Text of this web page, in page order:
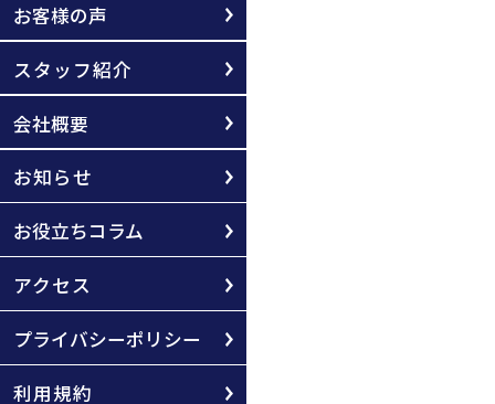
お客様の声
スタッフ紹介
会社概要
お知らせ
お役立ちコラム
アクセス
プライバシーポリシー
利用規約